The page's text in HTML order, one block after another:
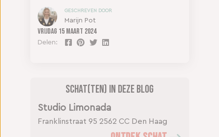
Vrijdag 15 maart 2024
Delen:
GESCHREVEN DOOR
Marijn Pot
Schat(ten) in deze blog
Studio Limonada
Franklinstraat 95 2562 CC Den Haag